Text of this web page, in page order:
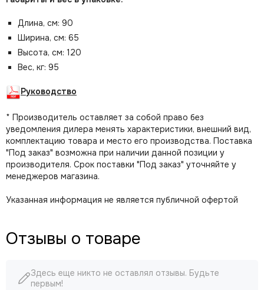
Длина, см: 90
Ширина, см: 65
Высота, см: 120
Вес, кг: 95
Руководство
* Производитель оставляет за собой право без
уведомления дилера менять характеристики, внешний вид,
комплектацию товара и место его производства. Поставка
"Под заказ" возможна при наличии данной позиции у
производителя. Срок поставки "Под заказ" уточняйте у
менеджеров магазина.
Указанная информация не является публичной офертой
Отзывы о товаре
Здесь еще никто не оставлял отзывы. Будьте
первым!